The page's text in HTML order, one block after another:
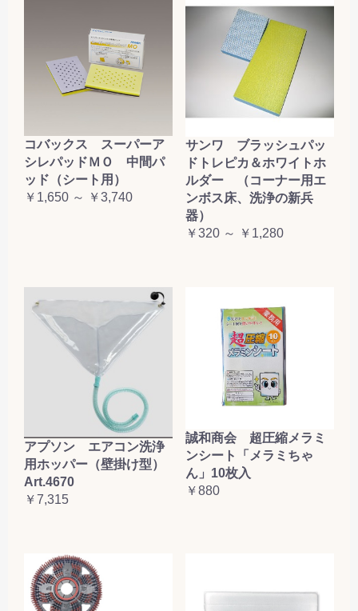
コバックス スーパーア
シレパッドＭＯ 中間パ
ッド（シート用）
￥1,650 ～ ￥3,740
サンワ ブラッシュパッ
ドトレピカ＆ホワイトホ
ルダー （コーナー用エ
ンボス床、洗浄の新兵
器）
￥320 ～ ￥1,280
アプソン エアコン洗浄
用ホッパー（壁掛け型）
Art.4670
￥7,315
誠和商会 超圧縮メラミ
ンシート「メラミちゃ
ん」10枚入
￥880